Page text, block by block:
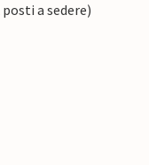
a sedere)